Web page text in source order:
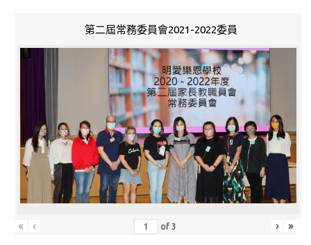
第二屆常務委員會2021-2022委員
« ‹ of3 › »